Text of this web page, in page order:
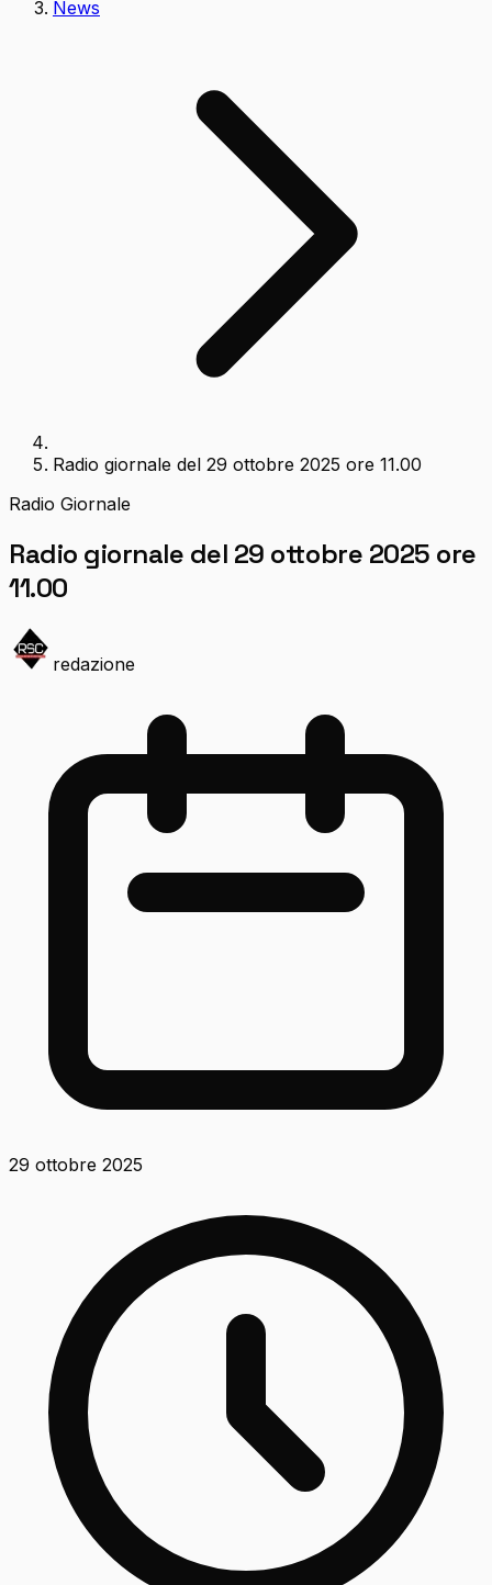
News
Radio giornale del 29 ottobre 2025 ore 11.00
Radio Giornale
Radio giornale del 29 ottobre 2025 ore
11.00
redazione
29 ottobre 2025